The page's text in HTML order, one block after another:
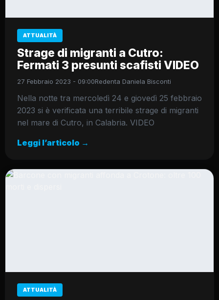
ATTUALITÀ
Strage di migranti a Cutro:
Fermati 3 presunti scafisti VIDEO
27 Febbraio 2023 - 09:00Redenta Daniela Bisconti
Nella notte tra mercoledì 24 e giovedì 25 febbraio
2023 si è verificata una terribile strage di migranti
nel mare di Cutro, in Calabria. VIDEO
Leggi l’articolo →
ATTUALITÀ